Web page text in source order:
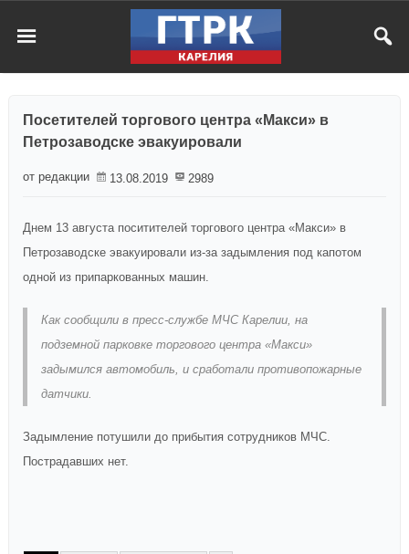
Посетителей торгового центра «Макси» в
Петрозаводске эвакуировали
от редакции 13.08.2019 2989
Днем 13 августа поситителей торгового центра «Макси» в
Петрозаводске эвакуировали из-за задымления под капотом
одной из припаркованных машин.
Как сообщили в пресс-службе МЧС Карелии, на
подземной парковке торгового центра «Макси»
задымился автомобиль, и сработали противопожарные
датчики.
Задымление потушили до прибытия сотрудников МЧС.
Пострадавших нет.